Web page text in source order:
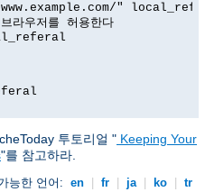
"
우저를 허용한다
투토리얼 " Keeping Your
"를 참고하라.
능한 언어: en fr ja ko tr